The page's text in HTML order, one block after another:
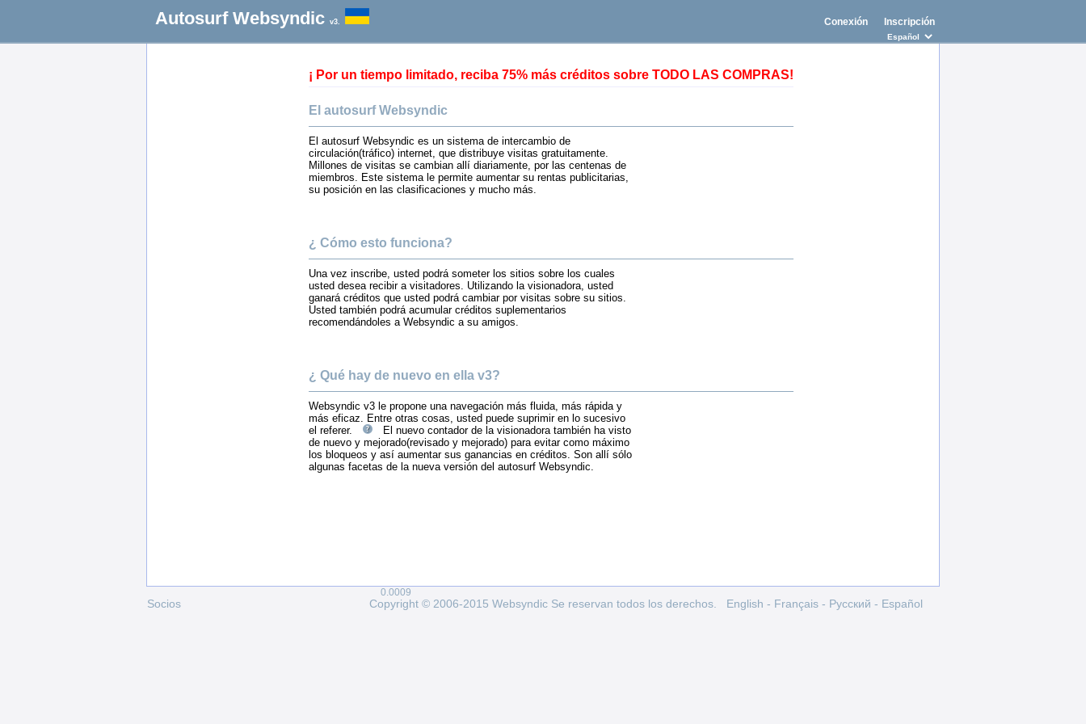
Autosurf Websyndic v3. Conexión Inscripción
¡ Por un tiempo limitado, reciba 75% más créditos sobre TODO LAS COMPRAS!
El autosurf Websyndic
El autosurf Websyndic es un sistema de intercambio de
circulación(tráfico) internet, que distribuye visitas gratuitamente.
Millones de visitas se cambian allí diariamente, por las centenas de
miembros. Este sistema le permite aumentar su rentas publicitarias,
su posición en las clasificaciones y mucho más.
¿ Cómo esto funciona?
Una vez inscribe, usted podrá someter los sitios sobre los cuales
usted desea recibir a visitadores. Utilizando la visionadora, usted
ganará créditos que usted podrá cambiar por visitas sobre su sitios.
Usted también podrá acumular créditos suplementarios
recomendándoles a Websyndic a su amigos.
¿ Qué hay de nuevo en ella v3?
Websyndic v3 le propone una navegación más fluida, más rápida y
más eficaz. Entre otras cosas, usted puede suprimir en lo sucesivo
el referer.
El nuevo contador de la visionadora también ha visto
de nuevo y mejorado(revisado y mejorado) para evitar como máximo
los bloqueos y así aumentar sus ganancias en créditos. Son allí sólo
algunas facetas de la nueva versión del autosurf Websyndic.
English - Français - Pусский - Español
Socios Copyright © 2006-2015 Websyndic Se reservan todos los derechos.
0.0009